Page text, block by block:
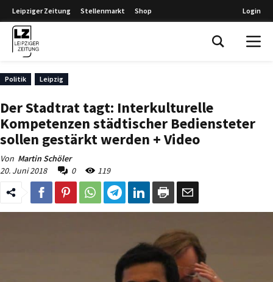
Leipziger Zeitung Stellenmarkt Shop Login
Politik Leipzig
Der Stadtrat tagt: Interkulturelle
Kompetenzen städtischer Bediensteter
sollen gestärkt werden + Video
Von Martin Schöler
20. Juni 2018
0 119